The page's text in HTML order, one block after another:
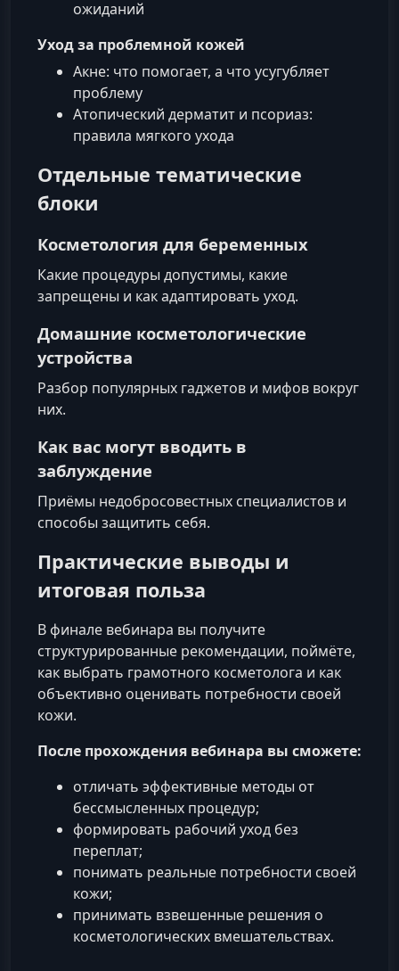
ожиданий
Уход за проблемной кожей
Акне: что помогает, а что усугубляет
проблему
Атопический дерматит и псориаз:
правила мягкого ухода
Отдельные тематические
блоки
Косметология для беременных
Какие процедуры допустимы, какие
запрещены и как адаптировать уход.
Домашние косметологические
устройства
Разбор популярных гаджетов и мифов вокруг
них.
Как вас могут вводить в
заблуждение
Приёмы недобросовестных специалистов и
способы защитить себя.
Практические выводы и
итоговая польза
В финале вебинара вы получите
структурированные рекомендации, поймёте,
как выбрать грамотного косметолога и как
объективно оценивать потребности своей
кожи.
После прохождения вебинара вы сможете:
отличать эффективные методы от
бессмысленных процедур;
формировать рабочий уход без
переплат;
понимать реальные потребности своей
кожи;
принимать взвешенные решения о
косметологических вмешательствах.